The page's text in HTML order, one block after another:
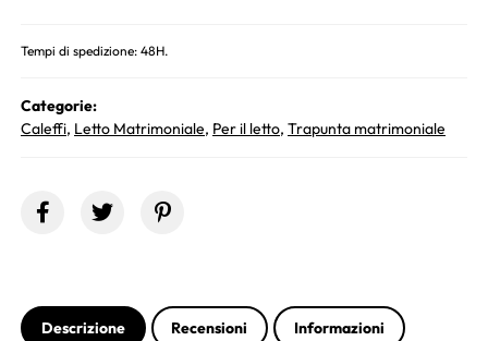
Tempi di spedizione: 48H.
Categorie:
Caleffi, Letto Matrimoniale, Per il letto, Trapunta matrimoniale
Descrizione Recensioni Informazioni